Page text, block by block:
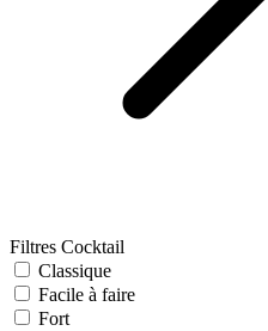
Filtres Cocktail
Classique
Facile à faire
Fort